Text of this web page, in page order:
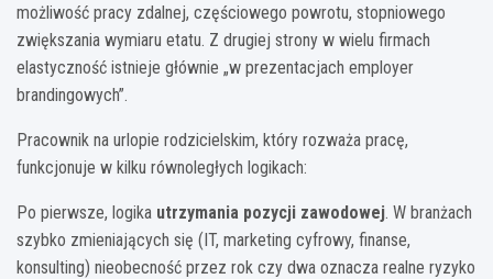
możliwość pracy zdalnej, częściowego powrotu, stopniowego
zwiększania wymiaru etatu. Z drugiej strony w wielu firmach
elastyczność istnieje głównie „w prezentacjach employer
brandingowych”.
Pracownik na urlopie rodzicielskim, który rozważa pracę,
funkcjonuje w kilku równoległych logikach:
Po pierwsze, logika utrzymania pozycji zawodowej. W branżach
szybko zmieniających się (IT, marketing cyfrowy, finanse,
konsulting) nieobecność przez rok czy dwa oznacza realne ryzyko